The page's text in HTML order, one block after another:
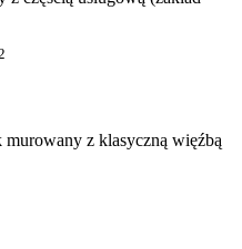
z klasyczną więźbą